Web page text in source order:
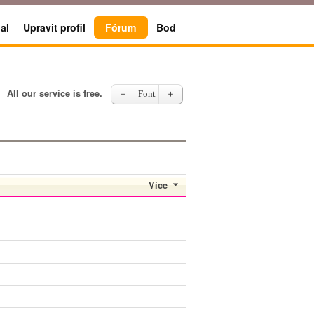
Upravit profil Fórum Bod
All our service is free. － Font ＋
Více